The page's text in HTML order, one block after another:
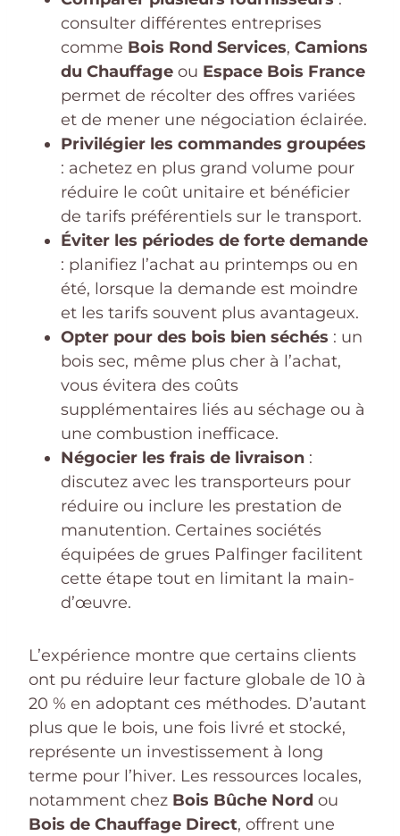
consulter différentes entreprises
comme Bois Rond Services, Camions
du Chauffage ou Espace Bois France
permet de récolter des offres variées
et de mener une négociation éclairée.
Privilégier les commandes groupées
: achetez en plus grand volume pour
réduire le coût unitaire et bénéficier
de tarifs préférentiels sur le transport.
Éviter les périodes de forte demande
: planifiez l’achat au printemps ou en
été, lorsque la demande est moindre
et les tarifs souvent plus avantageux.
Opter pour des bois bien séchés : un
bois sec, même plus cher à l’achat,
vous évitera des coûts
supplémentaires liés au séchage ou à
une combustion inefficace.
Négocier les frais de livraison :
discutez avec les transporteurs pour
réduire ou inclure les prestation de
manutention. Certaines sociétés
équipées de grues Palfinger facilitent
cette étape tout en limitant la main-
d’œuvre.
L’expérience montre que certains clients
ont pu réduire leur facture globale de 10 à
20 % en adoptant ces méthodes. D’autant
plus que le bois, une fois livré et stocké,
représente un investissement à long
terme pour l’hiver. Les ressources locales,
notamment chez Bois Bûche Nord ou
Bois de Chauffage Direct, offrent une